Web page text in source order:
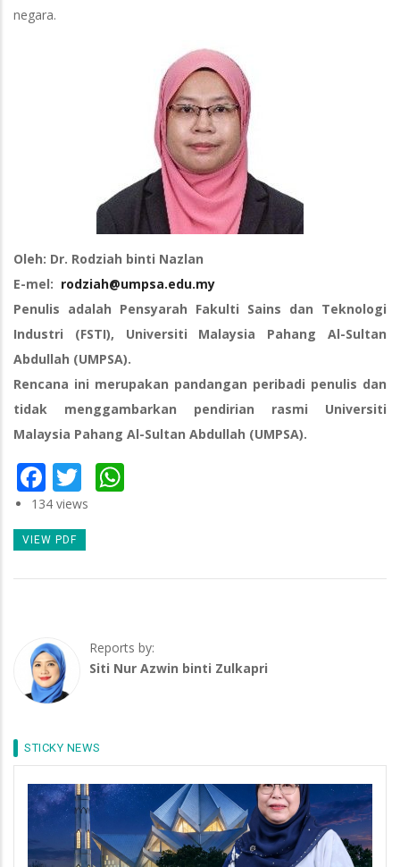
negara.
Oleh: Dr. Rodziah binti Nazlan
E-mel: rodziah@umpsa.edu.my
Penulis adalah Pensyarah Fakulti Sains dan Teknologi
Industri (FSTI), Universiti Malaysia Pahang Al-Sultan
Abdullah (UMPSA).
Rencana ini merupakan pandangan peribadi penulis dan
tidak menggambarkan pendirian rasmi Universiti
Malaysia Pahang Al-Sultan Abdullah (UMPSA).
Facebook
Twitter
134 views
VIEW PDF
Reports by:
Siti Nur Azwin binti Zulkapri
STICKY NEWS